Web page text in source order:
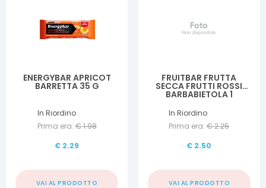
ENERGYBAR APRICOT
BARRETTA 35 G
In Riordino
Prima era: €1.98
€ 2.29
VAI AL PRODOTTO
FRUITBAR FRUTTA
SECCA FRUTTI ROSSI
BARBABIETOLA 1
In Riordino
Prima era: €2.25
€ 2.50
VAI AL PRODOTTO